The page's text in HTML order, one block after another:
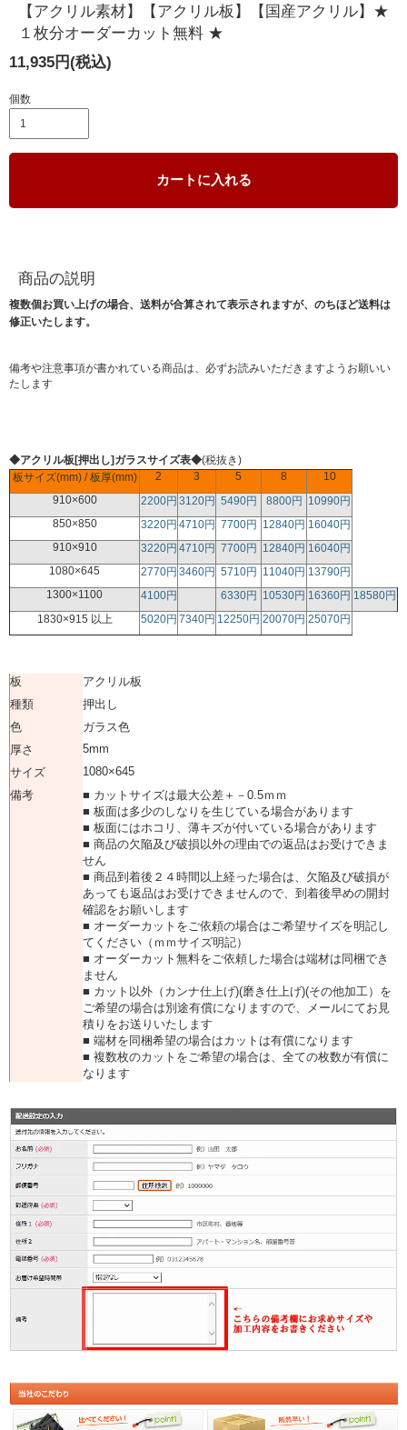
【アクリル素材】【アクリル板】【国産アクリル】★
１枚分オーダーカット無料 ★
11,935円(税込)
個数
カートに入れる
商品の説明
複数個お買い上げの場合、送料が合算されて表示されますが、のちほど送料は
修正いたします。
備考や注意事項が書かれている商品は、必ずお読みいただきますようお願いい
たします
◆アクリル板[押出し]ガラスサイズ表◆(税抜き)
板サイズ(mm) / 板厚(mm)
2 3 5 8
10
910×600
2200円 3120円 5490円 8800円 10990円
850×850
3220円 4710円 7700円 12840円 16040円
910×910
3220円 4710円 7700円 12840円 16040円
1080×645
2770円 3460円 5710円 11040円 13790円
1300×1100
4100円 6330円 10530円 16360円 18580円
1830×915 以上
5020円 7340円 12250円 20070円 25070円
板
アクリル板
種類
押出し
色
ガラス色
厚さ
5mm
サイズ
1080×645
備考
■ カットサイズは最大公差＋－0.5ｍｍ
■ 板面は多少のしなりを生じている場合があります
■ 板面にはホコリ、薄キズが付いている場合があります
■ 商品の欠陥及び破損以外の理由での返品はお受けできま
せん
■ 商品到着後２４時間以上経った場合は、欠陥及び破損が
あっても返品はお受けできませんので、到着後早めの開封
確認をお願いします
■ オーダーカットをご依頼の場合はご希望サイズを明記し
てください（ｍｍサイズ明記）
■ オーダーカット無料をご依頼した場合は端材は同梱でき
ません
■ カット以外（カンナ仕上げ)(磨き仕上げ)(その他加工）を
ご希望の場合は別途有償になりますので、メールにてお見
積りをお送りいたします
■ 端材を同梱希望の場合はカットは有償になります
■ 複数枚のカットをご希望の場合は、全ての枚数が有償に
なります